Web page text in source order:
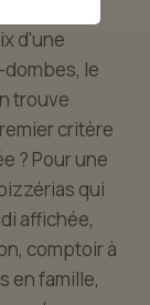
d'une
le
trouve
critère
? Pour une
qui
affichée,
comptoir à
en famille,